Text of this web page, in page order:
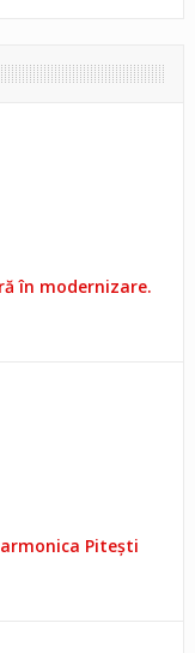
în modernizare.
Pitești